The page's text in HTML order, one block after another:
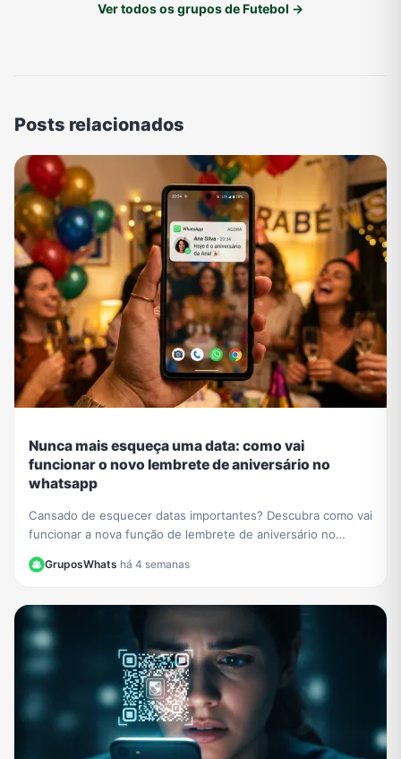
Ver todos os grupos de Futebol →
Posts relacionados
Nunca mais esqueça uma data: como vai
funcionar o novo lembrete de aniversário no
whatsapp
Cansado de esquecer datas importantes? Descubra como vai
funcionar a nova função de lembrete de aniversário no
WhatsApp e nunca mais perca uma comemoração.
GruposWhats·há 4 semanas